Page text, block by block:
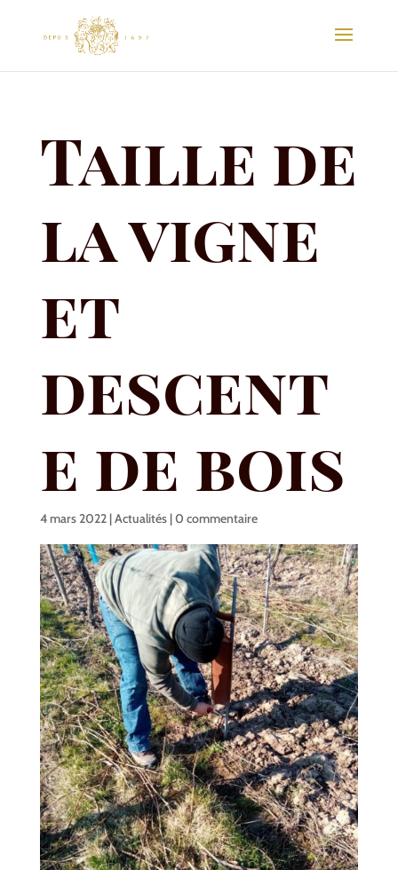
Taille de
la vigne
et
descent
e de bois
4 mars 2022|Actualités|0 commentaire